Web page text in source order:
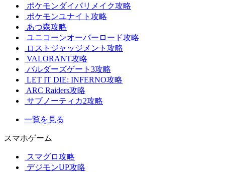
ポケモンダイパリメイク攻略
ポケモンユナイト攻略
あつ森攻略
ユニコーンオーバーロード攻略
ロストジャッジメント攻略
VALORANT攻略
バルダーズゲート3攻略
LET IT DIE: INFERNO攻略
ARC Raiders攻略
サブノーティカ2攻略
一覧を見る
スマホゲーム
スマグロ攻略
デジモンUP攻略